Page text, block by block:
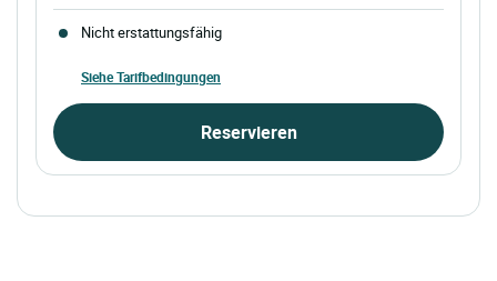
Nicht erstattungsfähig
Siehe Tarifbedingungen
Reservieren